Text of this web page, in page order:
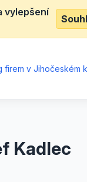
vylepšení
firem v Jihočeském
Kadlec